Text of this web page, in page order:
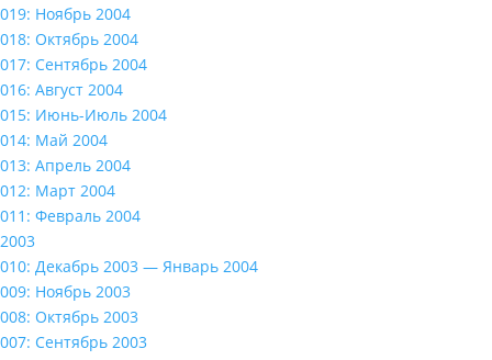
019: Ноябрь 2004
018: Октябрь 2004
017: Сентябрь 2004
016: Август 2004
015: Июнь-Июль 2004
014: Май 2004
013: Апрель 2004
012: Март 2004
011: Февраль 2004
2003
010: Декабрь 2003 — Январь 2004
009: Ноябрь 2003
008: Октябрь 2003
007: Сентябрь 2003